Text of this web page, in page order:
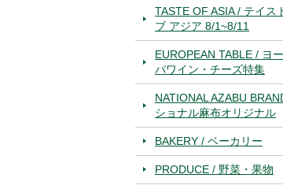
TASTE OF ASIA / テイス
ブ アジア 8/1~8/11
EUROPEAN TABLE / ヨ
パワイン・チーズ特集
NATIONAL AZABU
ショナル麻布オリジナル
BAKERY / ベーカリー
PRODUCE / 野菜・果物